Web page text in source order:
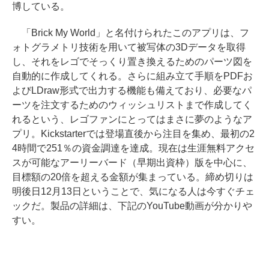
博している。
「Brick My World」と名付けられたこのアプリは、フ
ォトグラメトリ技術を用いて被写体の3Dデータを取得
し、それをレゴでそっくり置き換えるためのパーツ図を
自動的に作成してくれる。さらに組み立て手順をPDFお
よびLDraw形式で出力する機能も備えており、必要なパ
ーツを注文するためのウィッシュリストまで作成してく
れるという、レゴファンにとってはまさに夢のようなア
プリ。Kickstarterでは登場直後から注目を集め、最初の2
4時間で251％の資金調達を達成。現在は生涯無料アクセ
スが可能なアーリーバード（早期出資枠）版を中心に、
目標額の20倍を超える金額が集まっている。締め切りは
明後日12月13日ということで、気になる人は今すぐチェ
ックだ。製品の詳細は、下記のYouTube動画が分かりや
すい。